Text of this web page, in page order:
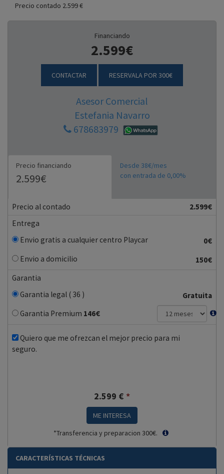
Precio contado 2.599 €
Financiando
2.599€
CONTACTAR RESERVALA POR 300€
Asesor Comercial
Estefania Navarro
678683979
Precio financiando
2.599€
Desde 38€/mes
con entrada de 0,00%
Precio al contado
2.599€
Entrega
Envio gratis a cualquier centro Playcar
0€
Envio a domicilio
150€
Garantia
Garantia legal ( 36 )
Gratuita
Garantia Premium 146€
Quiero que me ofrezcan el mejor precio para mi
seguro.
2.599 € *
ME INTERESA
*Transferencia y preparacion 300€.
CARACTERÍSTICAS TÉCNICAS